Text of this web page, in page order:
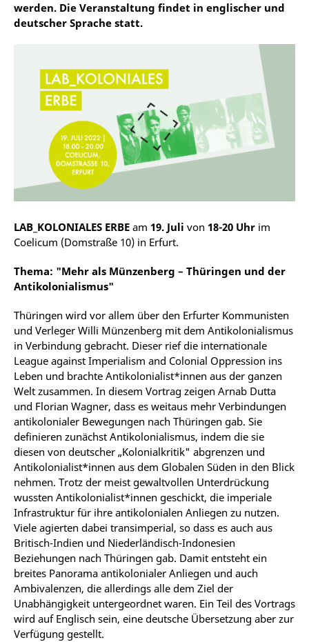
werden. Die Veranstaltung findet in englischer und
deutscher Sprache statt.
LAB_KOLONIALES ERBE am 19. Juli von 18-20 Uhr im
Coelicum (Domstraße 10) in Erfurt.
Thema: "Mehr als Münzenberg – Thüringen und der
Antikolonialismus"
Thüringen wird vor allem über den Erfurter Kommunisten
und Verleger Willi Münzenberg mit dem Antikolonialismus
in Verbindung gebracht. Dieser rief die internationale
League against Imperialism and Colonial Oppression ins
Leben und brachte Antikolonialist*innen aus der ganzen
Welt zusammen. In diesem Vortrag zeigen Arnab Dutta
und Florian Wagner, dass es weitaus mehr Verbindungen
antikolonialer Bewegungen nach Thüringen gab. Sie
definieren zunächst Antikolonialismus, indem die sie
diesen von deutscher „Kolonialkritik" abgrenzen und
Antikolonialist*innen aus dem Globalen Süden in den Blick
nehmen. Trotz der meist gewaltvollen Unterdrückung
wussten Antikolonialist*innen geschickt, die imperiale
Infrastruktur für ihre antikolonialen Anliegen zu nutzen.
Viele agierten dabei transimperial, so dass es auch aus
Britisch-Indien und Niederländisch-Indonesien
Beziehungen nach Thüringen gab. Damit entsteht ein
breites Panorama antikolonialer Anliegen und auch
Ambivalenzen, die allerdings alle dem Ziel der
Unabhängigkeit untergeordnet waren. Ein Teil des Vortrags
wird auf Englisch sein, eine deutsche Übersetzung aber zur
Verfügung gestellt.